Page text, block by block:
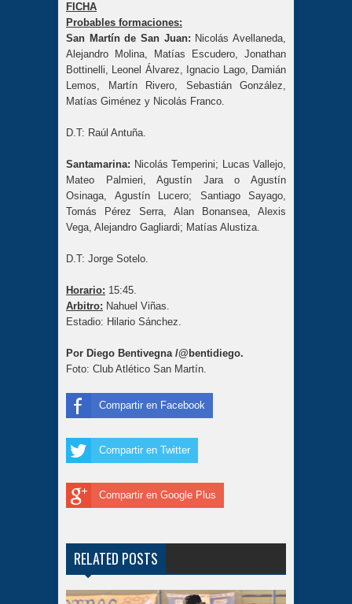
FICHA
Probables formaciones:
San Martín de San Juan: Nicolás Avellaneda,
Alejandro Molina, Matías Escudero, Jonathan
Bottinelli, Leonel Álvarez, Ignacio Lago, Damián
Lemos, Martín Rivero, Sebastián González,
Matías Giménez y Nicolás Franco.
D.T: Raúl Antuña.
Santamarina: Nicolás Temperini; Lucas Vallejo,
Mateo Palmieri, Agustín Jara o Agustín
Osinaga, Agustín Lucero; Santiago Sayago,
Tomás Pérez Serra, Alan Bonansea, Alexis
Vega, Alejandro Gagliardi; Matías Alustiza.
D.T: Jorge Sotelo.
Horario: 15:45.
Arbitro: Nahuel Viñas.
Estadio: Hilario Sánchez.
Por Diego Bentivegna /@bentidiego.
Foto: Club Atlético San Martín.
Compartir en Facebook
Compartir en Twitter
Compartir en Google Plus
RELATED POSTS